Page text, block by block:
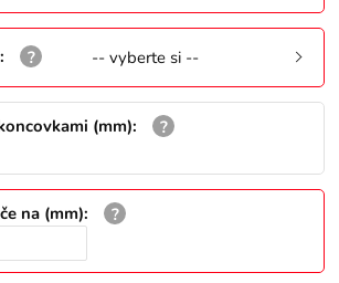
: -- vyberte si --
(mm):
na (mm):